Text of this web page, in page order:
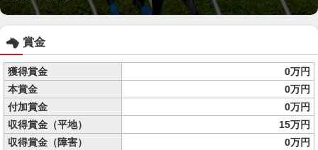
賞金
獲得賞金
0万円
本賞金
0万円
付加賞金
0万円
収得賞金（平地）
15万円
収得賞金（障害）
0万円